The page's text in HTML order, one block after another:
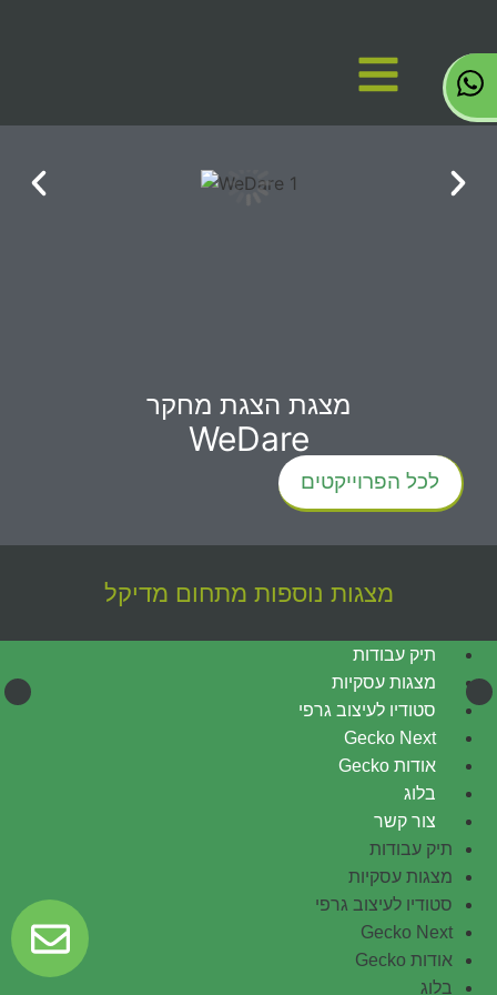
מצגת הצגת מחקר
WeDare
לכל הפרוייקטים
מצגות נוספות מתחום מדיקל
תיק עבודות
מצגות עסקיות
סטודיו לעיצוב גרפי
Gecko Next
אודות Gecko
בלוג
צור קשר
תיק עבודות
מצגות עסקיות
סטודיו לעיצוב גרפי
Gecko Next
אודות Gecko
בלוג